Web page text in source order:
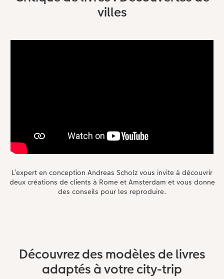
villes
L’expert en conception Andreas Scholz vous invite à découvrir
deux créations de clients à Rome et Amsterdam et vous donne
des conseils pour les reproduire.
Découvrez des modèles de livres
adaptés à votre city-trip